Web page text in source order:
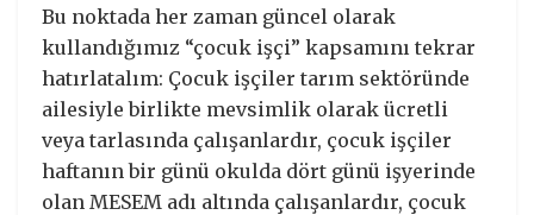
Bu noktada her zaman güncel olarak
kullandığımız “çocuk işçi” kapsamını tekrar
hatırlatalım: Çocuk işçiler tarım sektöründe
ailesiyle birlikte mevsimlik olarak ücretli
veya tarlasında çalışanlardır, çocuk işçiler
haftanın bir günü okulda dört günü işyerinde
olan MESEM adı altında çalışanlardır, çocuk